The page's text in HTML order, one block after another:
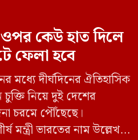
ওপর কেউ হাত দিলে
ফেলা হবে
মধ্যে দীর্ঘদিনের ঐতিহাসিক
চুক্তি নিয়ে দুই দেশের
চরমে পৌঁছেছে।
মন্ত্রী ভারতের নাম উল্লেখ না